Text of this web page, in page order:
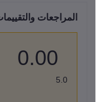
المراجعات
0.00
5.0